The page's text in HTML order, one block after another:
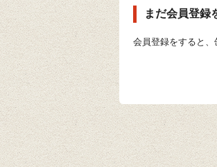
まだ会員登録
会員登録をすると